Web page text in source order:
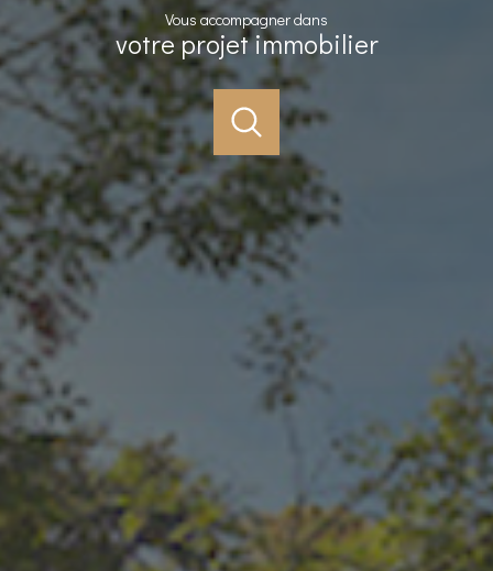
Vous accompagner dans
votre projet immobilier